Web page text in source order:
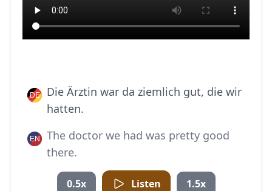
Die Ärztin war da ziemlich gut, die wir
hatten.
The doctor we had was pretty good
there.
0.5x Listen 1.5x